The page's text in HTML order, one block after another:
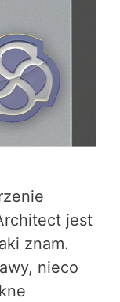
jest
znam.
nieco